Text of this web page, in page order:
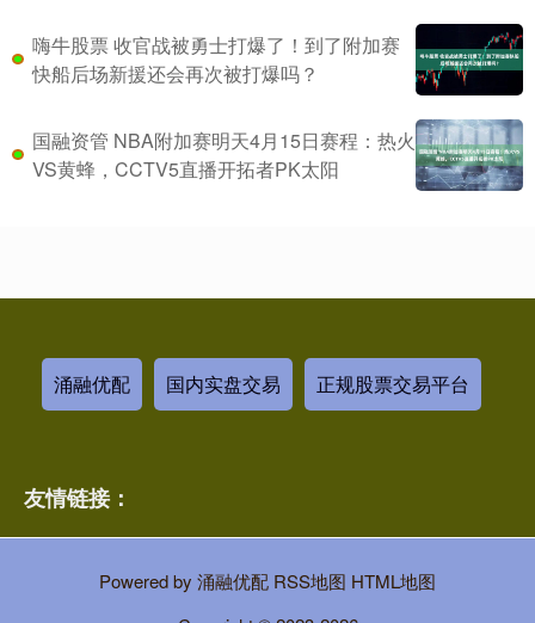
嗨牛股票 收官战被勇士打爆了！到了附加赛
快船后场新援还会再次被打爆吗？
国融资管 NBA附加赛明天4月15日赛程：热火
VS黄蜂，CCTV5直播开拓者PK太阳
涌融优配 国内实盘交易 正规股票交易平台
友情链接：
Powered by 涌融优配 RSS地图 HTML地图